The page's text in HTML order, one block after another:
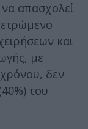
απασχολεί
και
με
δεν
του